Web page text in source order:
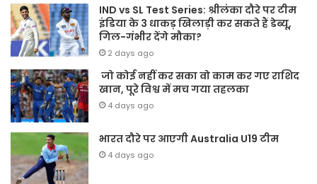
IND vs SL Test Series: श्रीलंका दौरे पर टीम
इंडिया के 3 धाकड़ खिलाड़ी कर सकते हैं डेब्यू,
गिल-गंभीर देंगे मौका?
2 days ago
जो कोई नहीं कर सका वो काम कर गए राशिद
खान, पूरे विश्व में मच गया तहलका
4 days ago
भारत दौरे पर आएगी Australia U19 टीम
4 days ago